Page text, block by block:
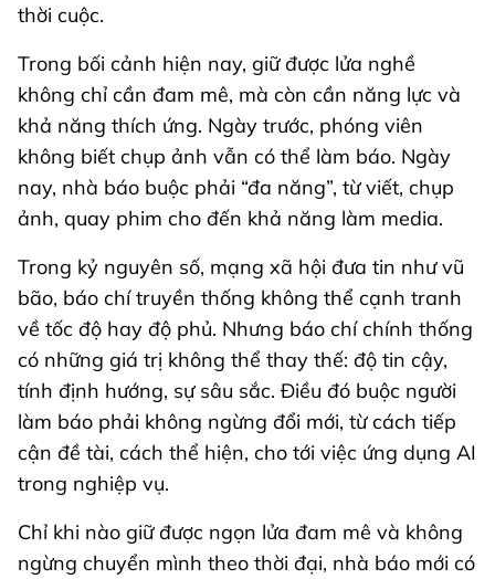
thời cuộc.
Trong bối cảnh hiện nay, giữ được lửa nghề
không chỉ cần đam mê, mà còn cần năng lực và
khả năng thích ứng. Ngày trước, phóng viên
không biết chụp ảnh vẫn có thể làm báo. Ngày
nay, nhà báo buộc phải “đa năng”, từ viết, chụp
ảnh, quay phim cho đến khả năng làm media.
Trong kỷ nguyên số, mạng xã hội đưa tin như vũ
bão, báo chí truyền thống không thể cạnh tranh
về tốc độ hay độ phủ. Nhưng báo chí chính thống
có những giá trị không thể thay thế: độ tin cậy,
tính định hướng, sự sâu sắc. Điều đó buộc người
làm báo phải không ngừng đổi mới, từ cách tiếp
cận đề tài, cách thể hiện, cho tới việc ứng dụng AI
trong nghiệp vụ.
Chỉ khi nào giữ được ngọn lửa đam mê và không
ngừng chuyển mình theo thời đại, nhà báo mới có